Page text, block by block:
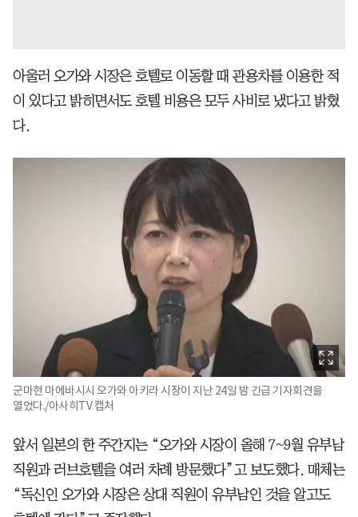
아울러 오가와 시장은 호텔로 이동할 때 관용차를 이용한 적
이 있다고 밝히면서도 호텔 비용은 모두 사비로 냈다고 밝혔
다.
군마현 마에바시시 오가와 아키라 시장이 지난 24일 밤 긴급 기자회견을
열었다./아사히TV 캡처
앞서 일본의 한 주간지는 “오가와 시장이 올해 7~9월 유부남
직원과 러브호텔을 여러 차례 방문했다”고 보도했다. 매체는
“독신인 오가와 시장은 상대 직원이 유부남인 것을 알고도